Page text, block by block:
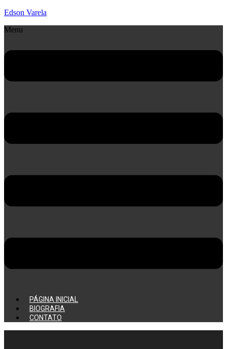
Edson Varela
Menu
PÁGINA INICIAL
BIOGRAFIA
CONTATO